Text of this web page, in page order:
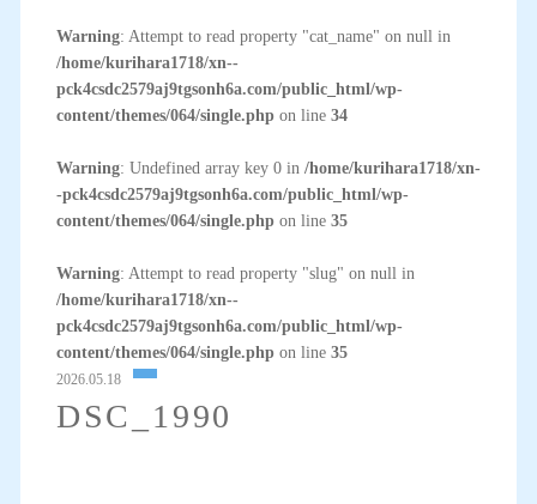
Warning: Attempt to read property "cat_name" on null in
/home/kurihara1718/xn--
pck4csdc2579aj9tgsonh6a.com/public_html/wp-
content/themes/064/single.phpon line 34
Warning: Undefined array key 0 in /home/kurihara1718/xn-
-pck4csdc2579aj9tgsonh6a.com/public_html/wp-
content/themes/064/single.phpon line 35
Warning: Attempt to read property "slug" on null in
/home/kurihara1718/xn--
pck4csdc2579aj9tgsonh6a.com/public_html/wp-
content/themes/064/single.phpon line 35
2026.05.18
DSC_1990